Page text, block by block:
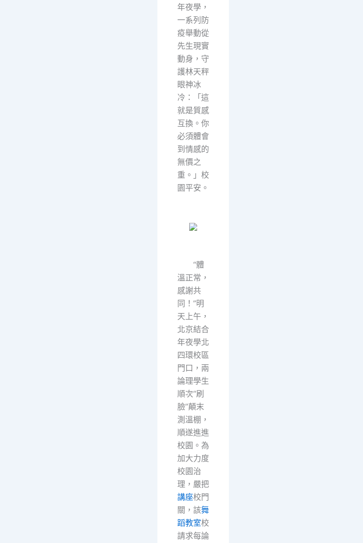
年夜學，
一系列防
疫舉動從
先生現實
動身，守
護林天秤
眼神冰
冷：「這
就是質感
互換。你
必須體會
到情感的
無價之
重。」校
園平安。
“體
溫正常，
感謝共
同！”明
天上午，
北京結合
年夜學北
四環校區
門口，兩
論理學生
順次“刷
臉”顛末
測溫棚，
順遂進進
校園。為
加大力度
校園治
理，嚴把
講座校門
關，該舞
蹈教室校
請求每論